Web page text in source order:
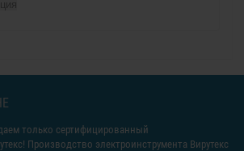
только сертифицированный
Производство электроинструмента Вирутекс